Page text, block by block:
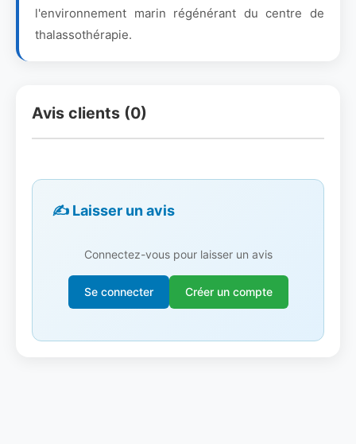
l'environnement marin régénérant du centre de
thalassothérapie.
Avis clients (0)
✍️ Laisser un avis
Connectez-vous pour laisser un avis
Se connecter Créer un compte